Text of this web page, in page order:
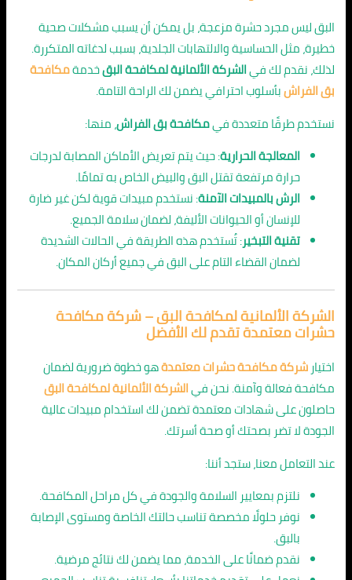
البق ليس مجرد حشرة مزعجة، بل يمكن أن يسبب مشكلات صحية
خطيرة، مثل الحساسية والالتهابات الجلدية، بسبب لدغاته المتكررة.
لذلك، نقدم لك فيالشركة الألمانية لمكافحة البقخدمةمكافحة
بق الفراشبأسلوب احترافي يضمن لك الراحة التامة.
نستخدم طرقًا متعددة فيمكافحة بق الفراش، منها:
المعالجة الحرارية: حيث يتم تعريض الأماكن المصابة لدرجات
حرارة مرتفعة تقتل البق والبيض الخاص به تمامًا.
الرش بالمبيدات الآمنة: نستخدم مبيدات قوية لكن غير ضارة
للإنسان أو الحيوانات الأليفة، لضمان سلامة الجميع.
تقنية التبخير: تُستخدم هذه الطريقة في الحالات الشديدة
لضمان القضاء التام على البق في جميع أركان المكان.
الشركة الألمانية لمكافحة البق – شركة مكافحة
حشرات معتمدة تقدم لك الأفضل
اختيارشركة مكافحة حشرات معتمدةهو خطوة ضرورية لضمان
مكافحة فعالة وآمنة. نحن فيالشركة الألمانية لمكافحة البق
حاصلون على شهادات معتمدة تضمن لك استخدام مبيدات عالية
الجودة لا تضر بصحتك أو صحة أسرتك.
عند التعامل معنا، ستجد أننا:
نلتزم بمعايير السلامة والجودة في كل مراحل المكافحة.
نوفر حلولًا مخصصة تناسب حالتك الخاصة ومستوى الإصابة
بالبق.
نقدم ضمانًا على الخدمة، مما يضمن لك نتائج مرضية.